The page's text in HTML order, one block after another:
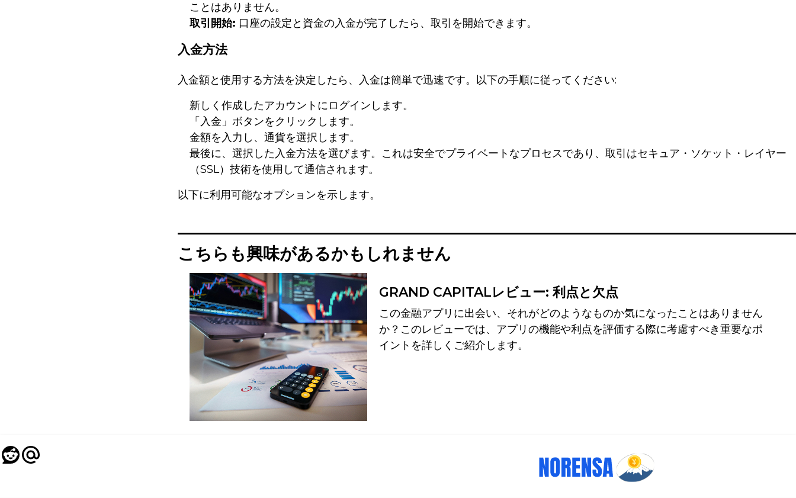
ことはありません。
取引開始: 口座の設定と資金の入金が完了したら、取引を開始できます。
入金方法
入金額と使用する方法を決定したら、入金は簡単で迅速です。以下の手順に従ってください:
新しく作成したアカウントにログインします。
「入金」ボタンをクリックします。
金額を入力し、通貨を選択します。
最後に、選択した入金方法を選びます。これは安全でプライベートなプロセスであり、取引はセキュア・ソケット・レイヤー
（SSL）技術を使用して通信されます。
以下に利用可能なオプションを示します。
こちらも興味があるかもしれません
GRAND CAPITALレビュー: 利点と欠点
この金融アプリに出会い、それがどのようなものか気になったことはありません
か？このレビューでは、アプリの機能や利点を評価する際に考慮すべき重要なポ
イントを詳しくご紹介します。